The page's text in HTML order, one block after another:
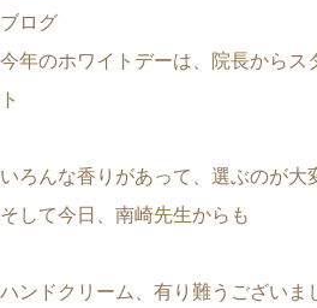
ブログ
今年のホワイトデーは、院長からス
ト
いろんな香りがあって、選ぶのが大
そして今日、南崎先生からも
ハンドクリーム、有り難うございま